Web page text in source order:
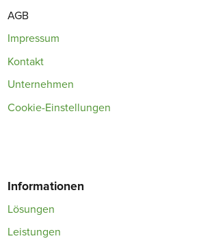
AGB
Impressum
Kontakt
Unternehmen
Cookie-Einstellungen
Informationen
Lösungen
Leistungen